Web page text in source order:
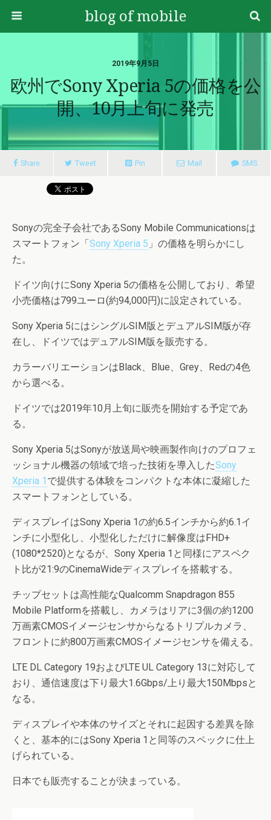
blog of mobile
2019年9月5日
欧州でSony Xperia 5の価格を公
開、10月上旬に発売
Share Tweet Pin Mail SMS
Sonyの完全子会社であるSony Mobile Communicationsは
スマートフォン「Sony Xperia 5 」の価格を明らかにし
た。
ドイツ向けにSony Xperia 5の価格を公開しており、希望
小売価格は799ユーロ(約94,000円)に設定されている。
Sony Xperia 5にはシングルSIM版とデュアルSIM版が存
在し、ドイツではデュアルSIM版を販売する。
カラーバリエーションはBlack、Blue、Grey、Redの4色
から選べる。
ドイツでは2019年10月上旬に販売を開始する予定であ
る。
Sony Xperia 5はSonyが放送局や映画製作向けのプロフェ
ッショナル機器の領域で培った技術を導入したSony
Xperia 1 で提供する体験をコンパクトな本体に凝縮した
スマートフォンとしている。
ディスプレイはSony Xperia 1の約6.5インチから約6.1イ
ンチに小型化し、小型化しただけに解像度はFHD+
(1080*2520)となるが、Sony Xperia 1と同様にアスペク
ト比が21:9のCinemaWideディスプレイを搭載する。
チップセットは高性能なQualcomm Snapdragon 855
Mobile Platformを搭載し、カメラはリアに3個の約1200
万画素CMOSイメージセンサからなるトリプルカメラ、
フロントに約800万画素CMOSイメージセンサを備える。
LTE DL Category 19およびLTE UL Category 13に対応して
おり、通信速度は下り最大1.6Gbps/上り最大150Mbpsと
なる。
ディスプレイや本体のサイズとそれに起因する差異を除
くと、基本的にはSony Xperia 1と同等のスペックに仕上
げられている。
日本でも販売することが決まっている。